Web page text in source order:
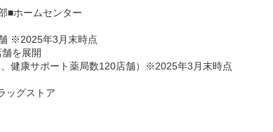
■ホームセンター
※2025年3月末時点
を展開
健康サポート薬局数120店舗）※2025年3月末時点
ッグストア